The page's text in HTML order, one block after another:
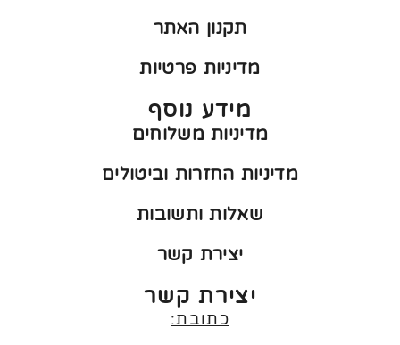
תקנון האתר
מדיניות פרטיות
מידע נוסף
מדיניות משלוחים
מדיניות החזרות וביטולים
שאלות ותשובות
יצירת קשר
יצירת קשר
כתובת: